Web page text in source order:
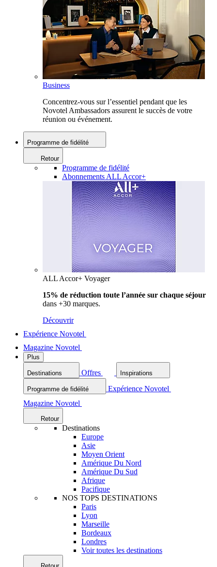
Business
Concentrez-vous sur l’essentiel pendant que les
Novotel Ambassadors assurent le succès de votre
réunion ou événement.
Programme de fidélité
Retour
Programme de fidélité
Abonnements ALL Accor+
ALL Accor+ Voyager
15% de réduction toute l’année sur chaque séjour
dans +30 marques.
Découvrir
Expérience Novotel
Magazine Novotel
Plus
Destinations Offres Inspirations
Programme de fidélité
Expérience Novotel
Magazine Novotel
Retour
Destinations
Europe
Asie
Moyen Orient
Amérique Du Nord
Amérique Du Sud
Afrique
Pacifique
NOS TOPS DESTINATIONS
Paris
Lyon
Marseille
Bordeaux
Londres
Voir toutes les destinations